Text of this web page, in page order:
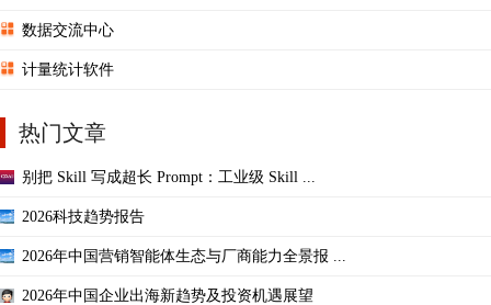
数据交流中心
计量统计软件
热门文章
别把 Skill 写成超长 Prompt：工业级 Skill ...
2026科技趋势报告
2026年中国营销智能体生态与厂商能力全景报 ...
2026年中国企业出海新趋势及投资机遇展望